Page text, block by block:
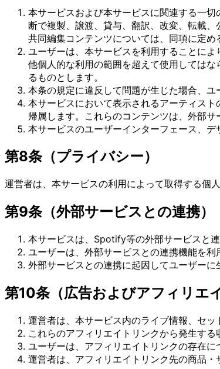
本サービスおよび本サービスに関連する一
断で複製、譲渡、貸与、翻訳、改変、転載
共同編集コンテンツについては、同項に定め
ユーザーは、本サービスを利用することに
他個人的な利用の範囲を超えて使用しては
るものとします。
本条の規定に違反して問題が生じた場合、
本サービスにおいて表示されるアーティス
帰属します。これらのコンテンツは、外部
本サービスのユーザーインターフェース、
第8条（プライバシー）
運営者は、本サービスの利用によって取得する個
第9条（外部サービスとの連携）
本サービスは、Spotify等の外部サービスと連
ユーザーは、外部サービスとの連携機能を
外部サービスとの連携に起因してユーザーに
第10条（広告およびアフィリエ
運営者は、本サービス内のライブ情報、セ
これらのアフィリエイトリンクから発生す
ユーザーは、アフィリエイトリンクの存在に
運営者は、アフィリエイトリンク先の商品